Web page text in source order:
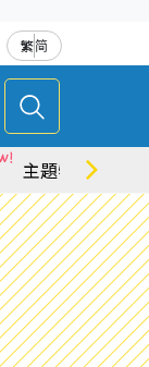
繁简
主題特集